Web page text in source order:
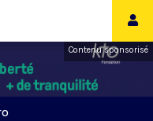
Contenu sponsorisé